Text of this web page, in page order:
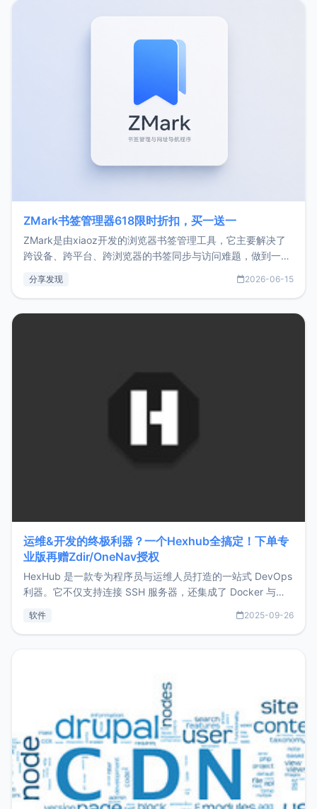
ZMark书签管理器618限时折扣，买一送一
ZMark是由xiaoz开发的浏览器书签管理工具，它主要解决了
跨设备、跨平台、跨浏览器的书签同步与访问难题，做到一处
用，让管理更高效。ZMark官网地址：
分享发现 2026-06-15
运维&开发的终极利器？一个Hexhub全搞定！下单专
业版再赠Zdir/OneNav授权
HexHub 是一款专为程序员与运维人员打造的一站式 DevOps
利器。它不仅支持连接 SSH 服务器，还集成了 Docker 与常
件间频繁切换，仅凭 HexHub 即可同时搞定运维与数据库操
软件 2025-09-26